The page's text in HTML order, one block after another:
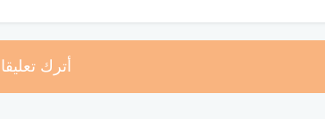
أترك تعليقا